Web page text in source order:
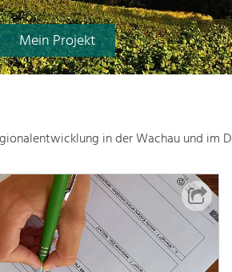
Mein Projekt
in der Wachau und im